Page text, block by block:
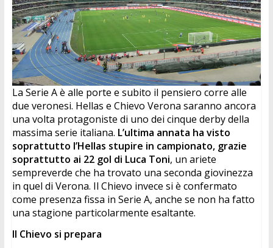
La Serie A è alle porte e subito il pensiero corre alle
due veronesi. Hellas e Chievo Verona saranno ancora
una volta protagoniste di uno dei cinque derby della
massima serie italiana. L’ultima annata ha visto
soprattutto l’Hellas stupire in campionato, grazie
soprattutto ai 22 gol di Luca Toni, un ariete
sempreverde che ha trovato una seconda giovinezza
in quel di Verona. Il Chievo invece si è confermato
come presenza fissa in Serie A, anche se non ha fatto
una stagione particolarmente esaltante.
Il Chievo si prepara